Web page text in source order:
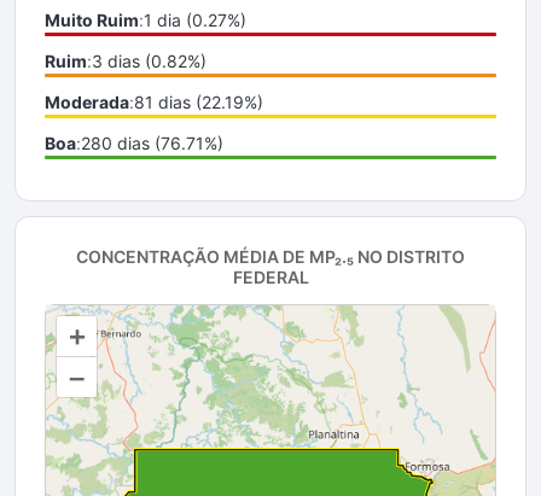
CONCENTRAÇÃO MÉDIA DE MP₂.₅ NO DISTRITO
FEDERAL
+
–
Muito Ruim:1 dia (0.27%)
Ruim:3 dias (0.82%)
Moderada:81 dias (22.19%)
Boa:280 dias (76.71%)